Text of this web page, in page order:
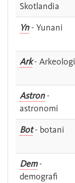
Skotlandia
Yn- Yunani
Ark- Arkeologi
Astron-
astronomi
Bot- botani
Dem-
demografi